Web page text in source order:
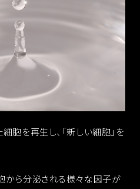
胞を再生し、「新しい細胞」を
から分泌される様々な因子が